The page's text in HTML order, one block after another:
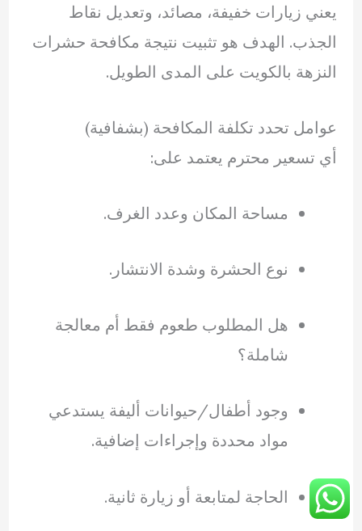
يعني زيارات خفيفة، مصائد، وتعديل نقاط
الجذب. الهدف هو تثبيت نتيجة مكافحة حشرات
النزهة بالكويت على المدى الطويل.
عوامل تحدد تكلفة المكافحة (بشفافية)
أي تسعير محترم يعتمد على:
مساحة المكان وعدد الغرف.
نوع الحشرة وشدة الانتشار.
هل المطلوب طعوم فقط أم معالجة
شاملة؟
وجود أطفال/حيوانات أليفة يستدعي
مواد محددة وإجراءات إضافية.
الحاجة لمتابعة أو زيارة ثانية.